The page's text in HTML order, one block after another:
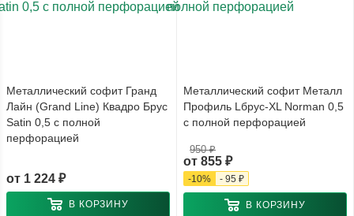
Металлический софит Гранд
Лайн (Grand Line) Квадро Брус
Satin 0,5 с полной
перфорацией
от 1 224 ₽
В КОРЗИНУ
Металлический софит Металл
Профиль Lбрус-XL Norman 0,5
с полной перфорацией
от 855 ₽
950 ₽
-10% - 95 ₽
В КОРЗИНУ